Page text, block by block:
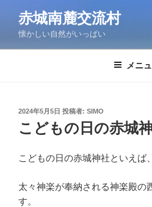
ン
赤城南麓交流村
懐かしい自然がいっぱい
メニ
投
稿
日:
2024年5月5日 投稿者: SIMO
こどもの日の赤城
こどもの日の赤城神社といえば
太々神楽が奉納される神楽殿の
す。